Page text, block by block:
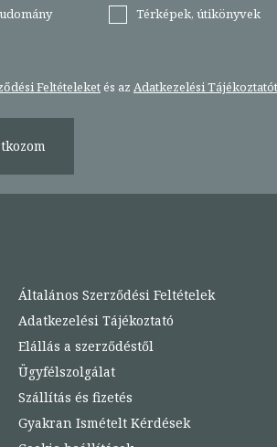
Térképek, útikönyvek
Feltételeketés az Adatkezelési Tájékoztatót
Általános Szerződési Feltételek
Adatkezelési Tájékoztató
Elállás a szerződéstől
Ügyfélszolgálat
Szállítás és fizetés
Gyakran Ismételt Kérdések